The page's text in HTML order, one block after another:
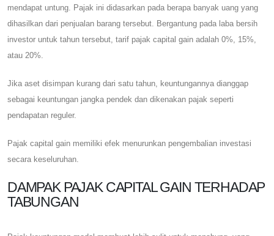
mendapat untung. Pajak ini didasarkan pada berapa banyak uang yang
dihasilkan dari penjualan barang tersebut. Bergantung pada laba bersih
investor untuk tahun tersebut, tarif pajak capital gain adalah 0%, 15%,
atau 20%.
Jika aset disimpan kurang dari satu tahun, keuntungannya dianggap
sebagai keuntungan jangka pendek dan dikenakan pajak seperti
pendapatan reguler.
Pajak capital gain memiliki efek menurunkan pengembalian investasi
secara keseluruhan.
DAMPAK PAJAK CAPITAL GAIN TERHADAP
TABUNGAN